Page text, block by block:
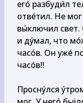
его́ разбуди́л
отве́тил. Не
вы́ключил
и ду́мал, что
часо́в. Он уже́
часо́в!!
Просну́лся